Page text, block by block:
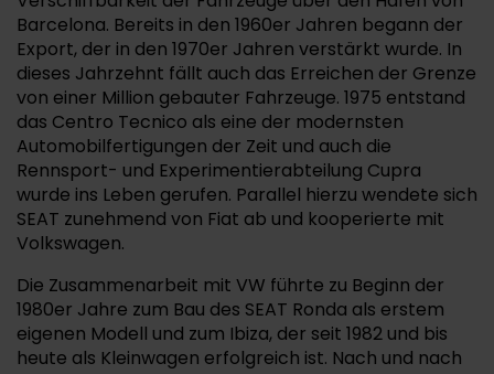
Barcelona. Bereits in den 1960er Jahren begann der
Export, der in den 1970er Jahren verstärkt wurde. In
dieses Jahrzehnt fällt auch das Erreichen der Grenze
von einer Million gebauter Fahrzeuge. 1975 entstand
das Centro Tecnico als eine der modernsten
Automobilfertigungen der Zeit und auch die
Rennsport- und Experimentierabteilung Cupra
wurde ins Leben gerufen. Parallel hierzu wendete sich
SEAT zunehmend von Fiat ab und kooperierte mit
Volkswagen.
Die Zusammenarbeit mit VW führte zu Beginn der
1980er Jahre zum Bau des SEAT Ronda als erstem
eigenen Modell und zum Ibiza, der seit 1982 und bis
heute als Kleinwagen erfolgreich ist. Nach und nach